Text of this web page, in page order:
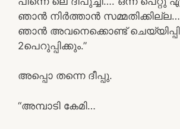
ഞാൻ നിർത്താൻ സമ്മതിക്കില്ല….
ഞാൻ അവനെക്കൊണ്ട്
2പെറുപ്പിക്കും.”
അപ്പൊ തന്നെ ദീപ്പു.
“അമ്പാടി കേമി…